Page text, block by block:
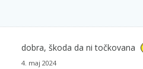
dobra, škoda da ni točkovana
4. maj 2024